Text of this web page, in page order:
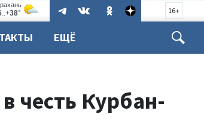
16+
ЕЩЁ
честь Курбан-